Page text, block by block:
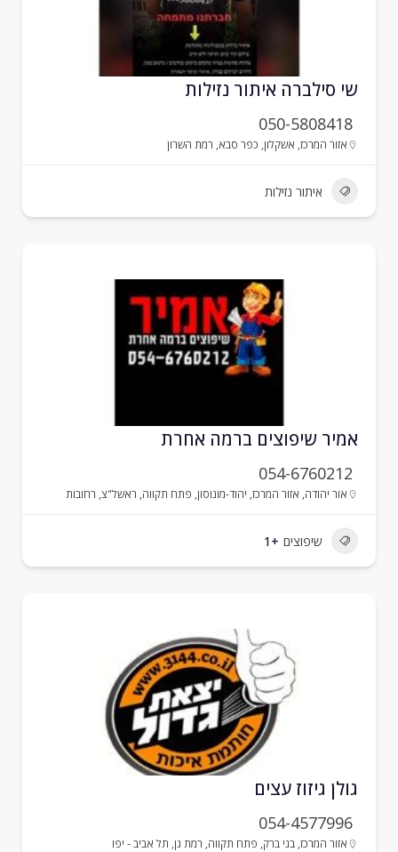
סילברה איתור נזילות
050-5808418
אזור המרכז,אשקלון,כפר סבא ,רמת השרון
איתור נזילות
שיפוצים ברמה אחרת
054-6760212
אור יהודה,אזור המרכז,יהוד-מונוסון,פתח תקווה,ראשל"צ, רחובות
שיפוצים +1
גיזוז עצים
054-4577996
אזור המרכז,בני ברק,פתח תקווה,רמת גן,תל אביב - יפו